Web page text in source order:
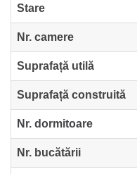
Stare
Nr. camere
Suprafață utilă
Suprafață construită
Nr. dormitoare
Nr. bucătării